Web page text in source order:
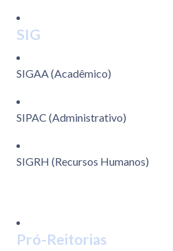
SIG
SIGAA (Acadêmico)
SIPAC (Administrativo)
SIGRH (Recursos Humanos)
Pró-Reitorias